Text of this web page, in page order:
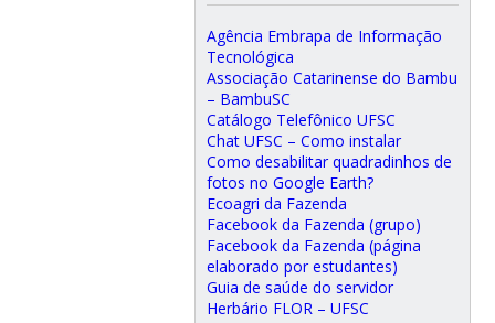
Agência Embrapa de Informação
Tecnológica
Associação Catarinense do Bambu
– BambuSC
Catálogo Telefônico UFSC
Chat UFSC – Como instalar
Como desabilitar quadradinhos de
fotos no Google Earth?
Ecoagri da Fazenda
Facebook da Fazenda (grupo)
Facebook da Fazenda (página
elaborado por estudantes)
Guia de saúde do servidor
Herbário FLOR – UFSC